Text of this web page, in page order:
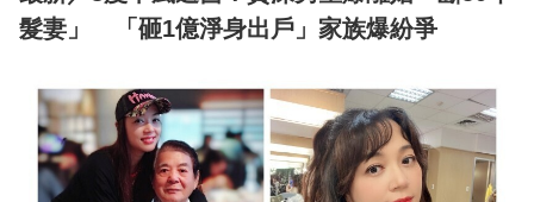
髮妻」 「砸1億淨身出戶」家族爆紛爭